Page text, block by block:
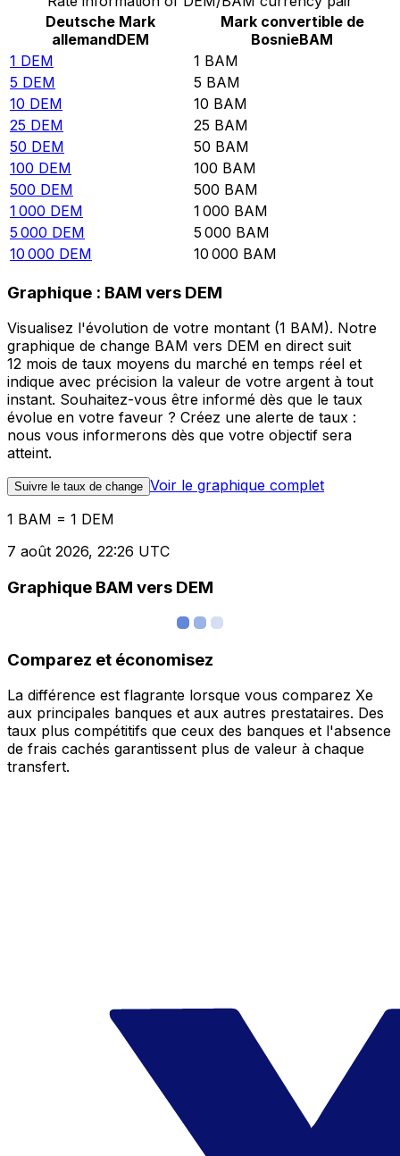
Deutsche Mark
allemandDEM
Mark convertible de
BosnieBAM
1 DEM 1 BAM
5 DEM 5 BAM
10 DEM 10 BAM
25 DEM 25 BAM
50 DEM 50 BAM
100 DEM 100 BAM
500 DEM 500 BAM
1 000 DEM 1 000 BAM
5 000 DEM 5 000 BAM
10 000 DEM 10 000 BAM
Graphique : BAM vers DEM
Visualisez l'évolution de votre montant (1 BAM). Notre
graphique de change BAM vers DEM en direct suit
12 mois de taux moyens du marché en temps réel et
indique avec précision la valeur de votre argent à tout
instant. Souhaitez-vous être informé dès que le taux
évolue en votre faveur ? Créez une alerte de taux :
nous vous informerons dès que votre objectif sera
atteint.
Suivre le taux de change Voir le graphique complet
1 BAM = 1 DEM
7 août 2026, 22:26 UTC
Graphique BAM vers DEM
Comparez et économisez
La différence est flagrante lorsque vous comparez Xe
aux principales banques et aux autres prestataires. Des
taux plus compétitifs que ceux des banques et l'absence
de frais cachés garantissent plus de valeur à chaque
transfert.